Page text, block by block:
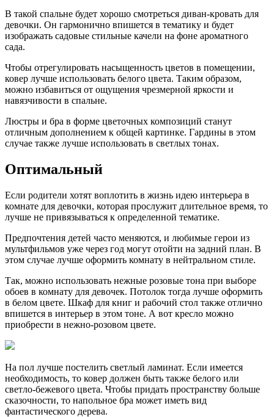
В такой спальне будет хорошо смотреться диван-кровать для
девочки. Он гармонично впишется в тематику и будет
изображать садовые стильные качели на фоне ароматного
сада.
Чтобы отрегулировать насыщенность цветов в помещении,
ковер лучше использовать белого цвета. Таким образом,
можно избавиться от ощущения чрезмерной яркости и
навязчивости в спальне.
Люстры и бра в форме цветочных композиций станут
отличным дополнением к общей картинке. Гардины в этом
случае также лучше использовать в светлых тонах.
Оптимальный
Если родители хотят воплотить в жизнь идею интерьера в
комнате для девочки, которая прослужит длительное время, то
лучше не привязываться к определенной тематике.
Предпочтения детей часто меняются, и любимые герои из
мультфильмов уже через год могут отойти на задний план. В
этом случае лучше оформить комнату в нейтральном стиле.
Так, можно использовать нежные розовые тона при выборе
обоев в комнату для девочек. Потолок тогда лучше оформить
в белом цвете. Шкаф для книг и рабочий стол также отлично
впишется в интерьер в этом тоне. А вот кресло можно
приобрести в нежно-розовом цвете.
На пол лучше постелить светлый ламинат. Если имеется
необходимость, то ковер должен быть также белого или
светло-бежевого цвета. Чтобы придать пространству больше
сказочности, то напольное бра может иметь вид
фантастического дерева.